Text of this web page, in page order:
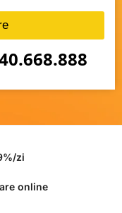
zi
online